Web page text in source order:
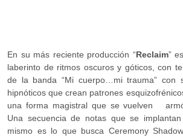
En su más reciente producción “Reclaim”
laberinto de ritmos oscuros y góticos, con
de la banda “Mi cuerpo…mi trauma” con
hipnóticos que crean patrones
una forma magistral que se vuelven
Una secuencia de notas que se
mismo es lo que busca Ceremony